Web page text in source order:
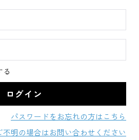
パスワードをお忘れの方はこちら
不明の場合はお問い合わせください